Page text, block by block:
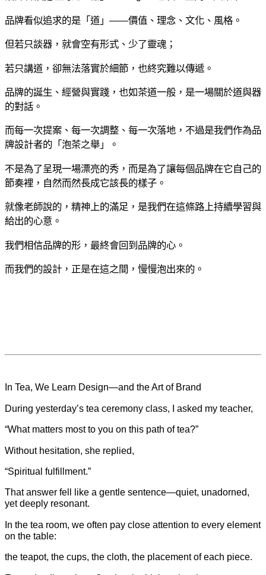
品牌看似追求的是「道」——價值、理念、文化、風格。
但若只談器，就會空有形式、少了靈魂；
若只講道，卻無法落實於細節，也終究難以傳遞。
品牌的誕生、經營與實踐，也如茶道一般，是一場關於道與器
的對話。
而每一次提案、每一次調整、每一次落地，不過是我們作為品
牌設計者的「泡茶之舉」。
不是為了呈現一場漂亮的秀，而是為了讓每個品牌在它自己的
節奏裡，自然而然長成它該長的樣子。
就像老師說的，精神上的滿足，是我們在這條路上持續學習與
給出的心意。
我們相信品牌的形，最終會回到品牌的心。
而我們的設計，正是在這之間，慢慢泡出來的。
In Tea, We Learn Design—and the Art of Brand
During yesterday’s tea ceremony class, I asked my teacher,
“What matters most to you on this path of tea?”
Without hesitation, she replied,
“Spiritual fulfillment.”
That answer fell like a gentle sentence—quiet, unadorned,
yet deeply resonant.
In the tea room, we often pay close attention to every element
on the table:
the teapot, the cups, the cloth, the placement of each piece.